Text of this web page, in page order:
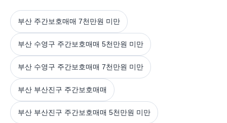
부산 주간보호매매 7천만원 미만
부산 수영구 주간보호매매 5천만원 미만
부산 수영구 주간보호매매 7천만원 미만
부산 부산진구 주간보호매매
부산 부산진구 주간보호매매 5천만원 미만